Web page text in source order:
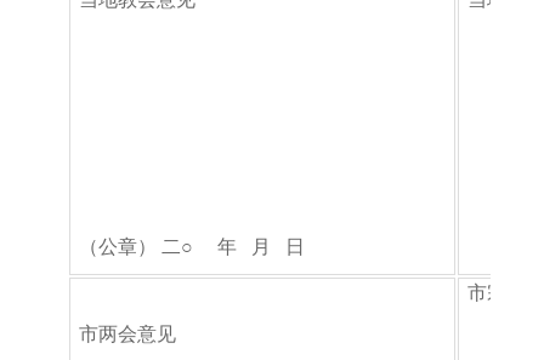
（公章） 二○ 年 月 日
市两会意见
市宗教